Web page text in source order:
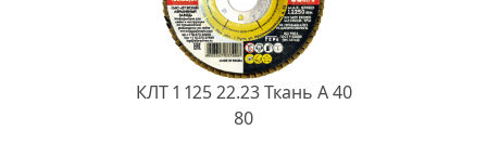
КЛТ 1 125 22.23 Ткань A 40
80